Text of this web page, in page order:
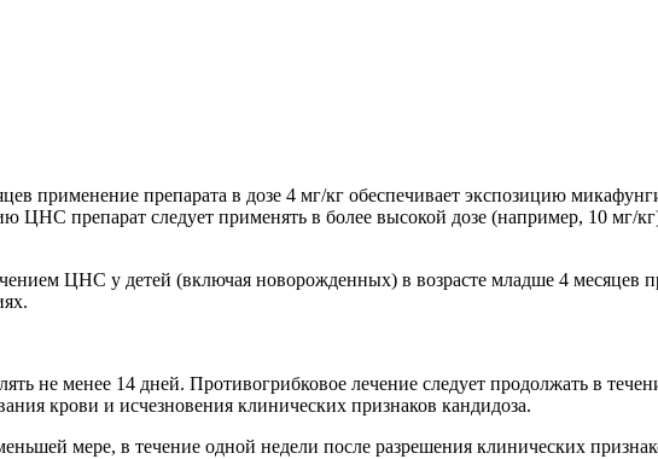
применение препарата в дозе 4 мг/кг обеспечивает экспозицию
ЦНС препарат следует применять в более высокой дозе (например, 10 мг/
ЦНС у детей (включая новорожденных) в возрасте младше 4 месяцев
не менее 14 дней. Противогрибковое лечение следует продолжать в
крови и исчезновения клинических признаков кандидоза.
мере, в течение одной недели после разрешения клинических